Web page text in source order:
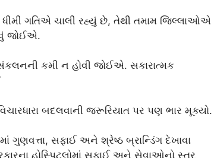
ગતિએ ચાલી રહ્યું છે, તેથી તમામ જિલ્લાઓએ
જોઈએ.
કમી ન હોવી જોઈએ. સકારાત્મક
બદલવાની જરૂરિયાત પર પણ ભાર મૂક્યો.
સફાઈ અને શ્રેષ્ઠ બ્રાન્ડિંગ દેખાવા
હોસ્પિટલોમાં સફાઈ અને સેવાઓનો સ્તર